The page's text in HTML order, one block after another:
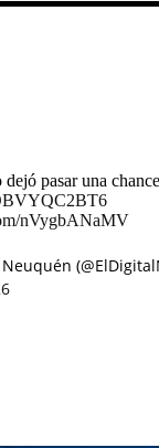
dejó pasar una
nVygbANaMV